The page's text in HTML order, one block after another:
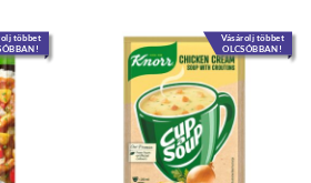
többet Vásárolj többet
OLCSÓBBAN!